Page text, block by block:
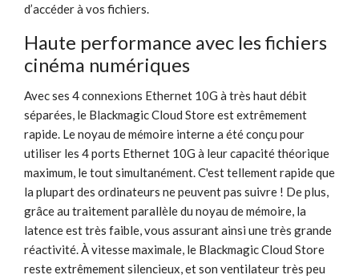
d’accéder à vos fichiers.
Haute performance avec les fichiers
cinéma numériques
Avec ses 4 connexions Ethernet 10G à très haut débit
séparées, le Blackmagic Cloud Store est extrêmement
rapide. Le noyau de mémoire interne a été conçu pour
utiliser les 4 ports Ethernet 10G à leur capacité théorique
maximum, le tout simultanément. C'est tellement rapide que
la plupart des ordinateurs ne peuvent pas suivre ! De plus,
grâce au traitement parallèle du noyau de mémoire, la
latence est très faible, vous assurant ainsi une très grande
réactivité. À vitesse maximale, le Blackmagic Cloud Store
reste extrêmement silencieux, et son ventilateur très peu